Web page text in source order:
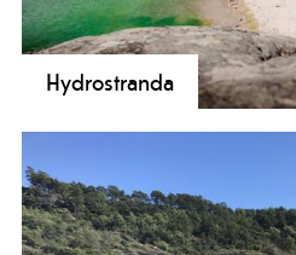
Hydrostranda
Nydelig sted langs